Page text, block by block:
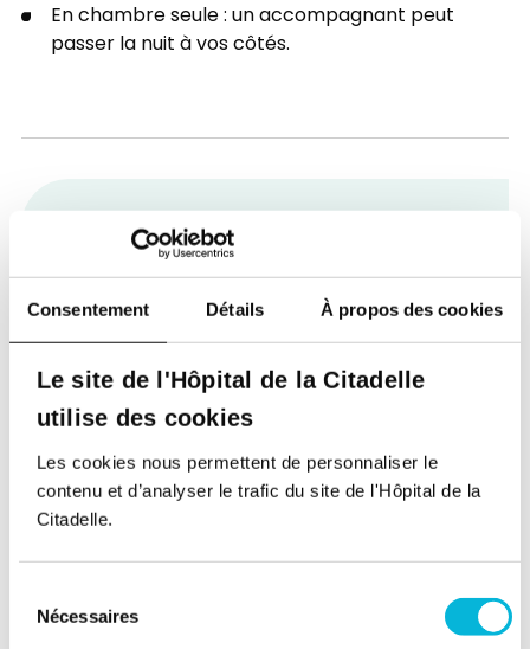
Consentement Détails À propos des cookies
Le site de l'Hôpital de la Citadelle
utilise des cookies
Les cookies nous permettent de personnaliser le
contenu et d’analyser le trafic du site de l'Hôpital de la
Citadelle.
Nécessaires
En chambre seule : un accompagnant peut
passer la nuit à vos côtés.
Soutenez notre Fondation
Votre don à la Fondation permet de
financer des projets qui améliorent
directement le bien-être des patients et
leurs proches.
Découvrir la Fondation
Professionnels de la santé